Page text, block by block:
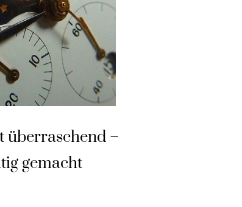
überraschend –
gemacht